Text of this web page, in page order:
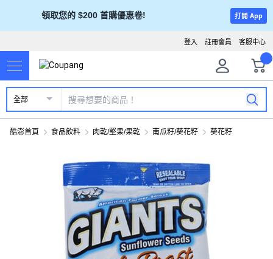
領取您的 $200 首購優惠卷! 打開 App
客服中心
註冊會員
登入
全部
酷澎首頁 食品飲料 肉乾/堅果/果乾 南瓜籽/葵花籽 葵花籽